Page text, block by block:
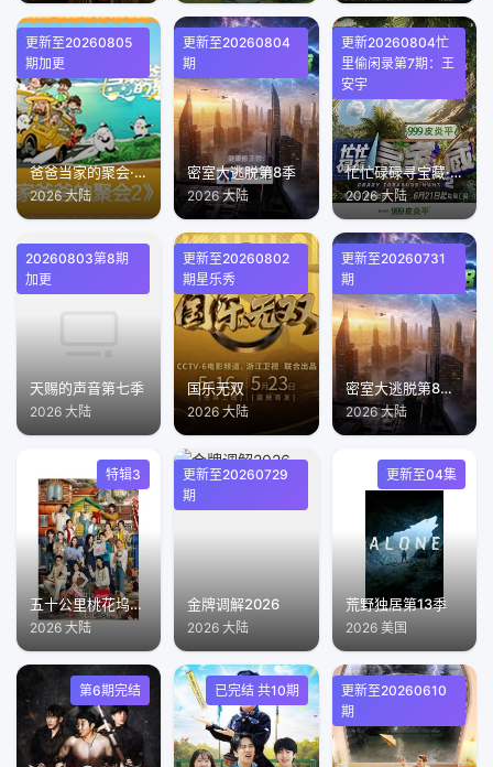
更新至20260805
期加更
爸爸当家的聚会·2026
2026 大陆
更新至20260804
期
密室大逃脱第8季
2026 大陆
更新20260804忙
里偷闲录第7期：王
安宇
忙忙碌碌寻宝藏·双人成行季
2026 大陆
20260803第8期
加更
天赐的声音第七季
2026 大陆
更新至20260802
期星乐秀
国乐无双
2026 大陆
更新至20260731
期
密室大逃脱第8季大神版
2026 大陆
特辑3
五十公里桃花坞第6季
2026 大陆
更新至20260729
期
金牌调解2026
2026 大陆
更新至04集
荒野独居第13季
2026 美国
第6期完结 已完结 共10期
更新至20260610
期